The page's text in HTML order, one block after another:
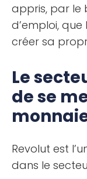
appris, par le
d’emploi,
créer sa
Le
de se
Revolut est
dans le